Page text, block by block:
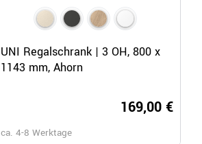
UNI Regalschrank | 3 OH, 800 x
1143 mm, Ahorn
169,00 €
ca. 4-8 Werktage